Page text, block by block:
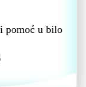
pomoć u bilo